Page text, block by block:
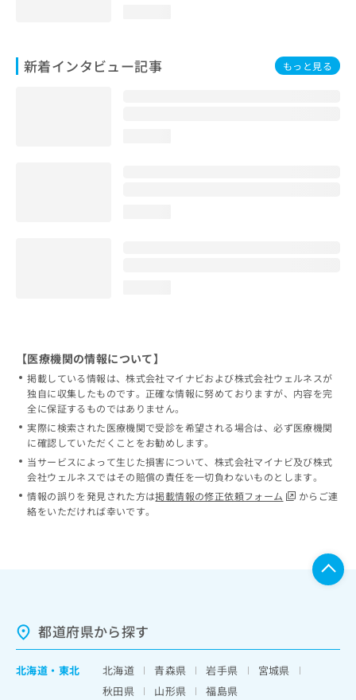
新着インタビュー記事 もっと見る
【医療機関の情報について】
掲載している情報は、株式会社マイナビおよび株式会社ウェルネスが
独自に収集したものです。正確な情報に努めておりますが、内容を完
全に保証するものではありません。
実際に検索された医療機関で受診を希望される場合は、必ず医療機関
に確認していただくことをお勧めします。
当サービスによって生じた損害について、株式会社マイナビ及び株式
会社ウェルネスではその賠償の責任を一切負わないものとします。
情報の誤りを発見された方は掲載情報の修正依頼フォーム
からご連
絡をいただければ幸いです。
都道府県から探す
北海道 ・ 東北 北海道 青森県 岩手県
宮城県
秋田県
山形県
福島県